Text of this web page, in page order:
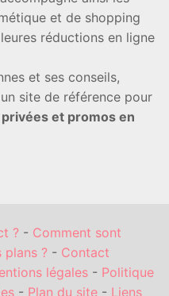
et de shopping
réductions en ligne
et ses conseils,
site de référence pour
et promos en
?- Comment sont
plans ? - Contact
légales- Politique
- Plan du site - Liens